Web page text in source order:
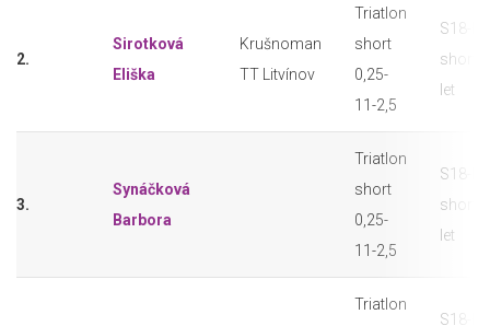
2.
Sirotková
Eliška
Krušnoman
TT Litvínov
Triatlon
short
0,25-
11-2,5
S18-F
short
let
3.
Synáčková
Barbora
Triatlon
short
0,25-
11-2,5
S18-F
short
let
Triatlon
S18-F